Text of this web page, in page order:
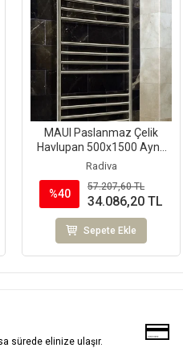
MAUI Paslanmaz Çelik
Havlupan 500x1500 Ayna
Polisaj
Radiva
%40
57.207,60 TL
34.086,20 TL
Sepete Ekle
sürede elinize ulaşır.